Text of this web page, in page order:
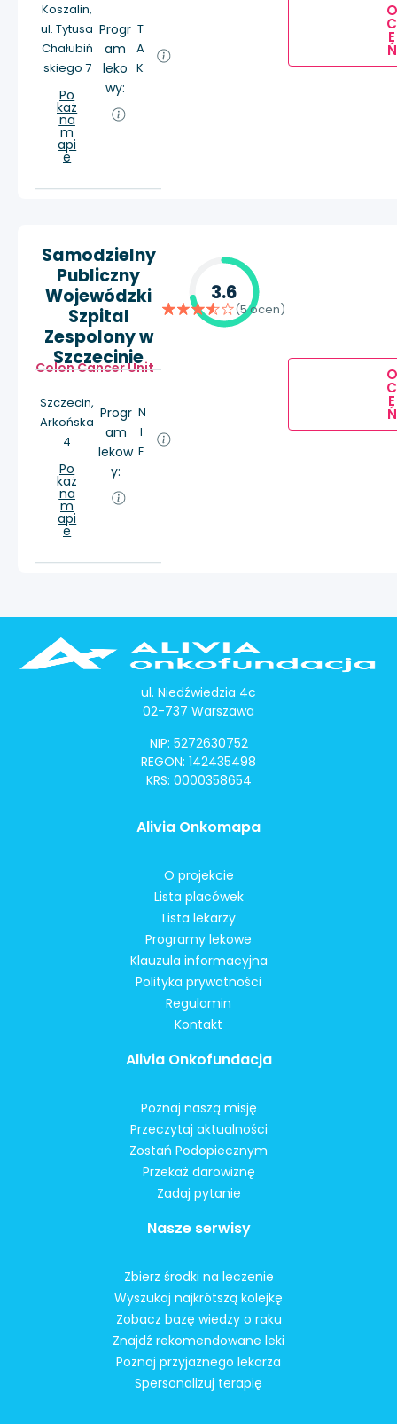
Koszalin,
ul. Tytusa
Chałubiń
skiego 7
Po
każ
na
m
api
e
Progr
am
leko
wy:
T
A
K
O
C
E
Ń
Samodzielny
Publiczny
Wojewódzki
Szpital
Zespolony w
Szczecinie
Colon Cancer Unit
Szczecin,
Arkońska
4
Po
każ
na
m
api
e
Progr
am
lekow
y:
N
I
E
3.6
(5 ocen)
O
C
E
Ń
ul. Niedźwiedzia 4c
02-737 Warszawa
NIP: 5272630752
REGON: 142435498
KRS: 0000358654
Alivia Onkomapa
O projekcie
Lista placówek
Lista lekarzy
Programy lekowe
Klauzula informacyjna
Polityka prywatności
Regulamin
Kontakt
Alivia Onkofundacja
Poznaj naszą misję
Przeczytaj aktualności
Zostań Podopiecznym
Przekaż darowiznę
Zadaj pytanie
Nasze serwisy
Zbierz środki na leczenie
Wyszukaj najkrótszą kolejkę
Zobacz bazę wiedzy o raku
Znajdź rekomendowane leki
Poznaj przyjaznego lekarza
Spersonalizuj terapię